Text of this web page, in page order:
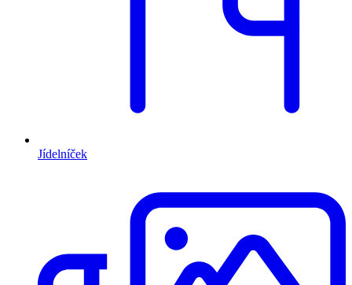
Jídelníček